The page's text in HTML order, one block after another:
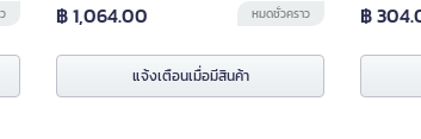
฿ 1,064.00 หมดชั่วคราว
แจ้งเตือนเมื่อมีสินค้า
฿